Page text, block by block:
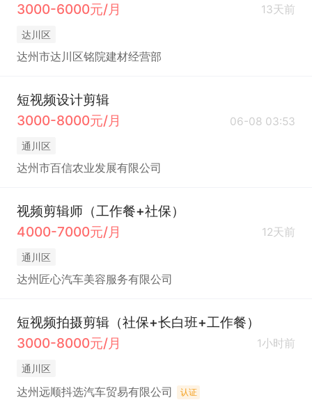
3000-6000元/月
13天前
达川区
达州市达川区铭院建材经营部
短视频设计剪辑
3000-8000元/月
06-08 03:53
通川区
达州市百信农业发展有限公司
视频剪辑师（工作餐+社保）
4000-7000元/月
12天前
通川区
达州匠心汽车美容服务有限公司
短视频拍摄剪辑（社保+长白班+工作餐）
3000-8000元/月
1小时前
通川区
达州远顺抖选汽车贸易有限公司 认证